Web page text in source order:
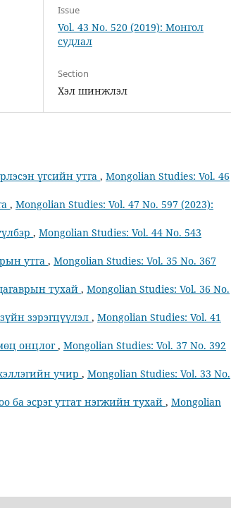
Issue
Vol. 43 No. 520 (2019): Монгол
судлал
Section
Хэл шинжлэл
үгсийн утга , Mongolian Studies: Vol. 46
, Mongolian Studies: Vol. 47 No. 597 (2023):
, Mongolian Studies: Vol. 44 No. 543
утга , Mongolian Studies: Vol. 35 No. 367
тухай , Mongolian Studies: Vol. 36 No.
зэрэгцүүлэл , Mongolian Studies: Vol. 41
онцлог, Mongolian Studies: Vol. 37 No. 392
учир , Mongolian Studies: Vol. 33 No.
ба эсрэг утгат нэгжийн тухай , Mongolian